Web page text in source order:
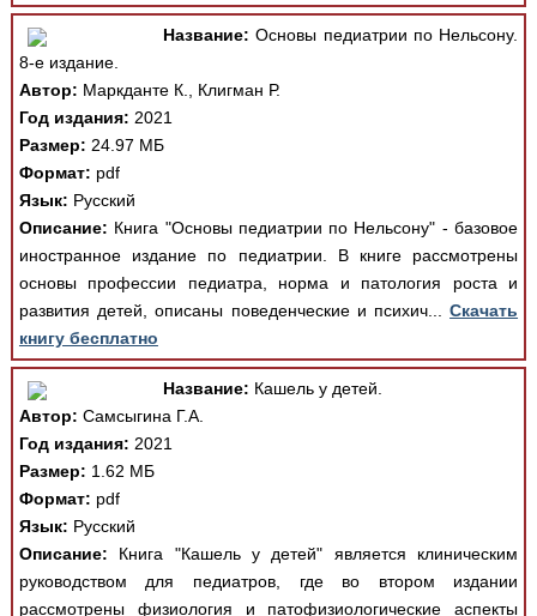
Название: Основы педиатрии по Нельсону.
8-е издание.
Автор: Маркданте К., Клигман Р.
Год издания: 2021
Размер: 24.97 МБ
Формат: pdf
Язык: Русский
Описание: Книга "Основы педиатрии по Нельсону" - базовое
иностранное издание по педиатрии. В книге рассмотрены
основы профессии педиатра, норма и патология роста и
развития детей, описаны поведенческие и психич...Скачать
книгу бесплатно
Название: Кашель у детей.
Автор: Самсыгина Г.А.
Год издания: 2021
Размер: 1.62 МБ
Формат: pdf
Язык: Русский
Описание: Книга "Кашель у детей" является клиническим
руководством для педиатров, где во втором издании
рассмотрены физиология и патофизиологические аспекты